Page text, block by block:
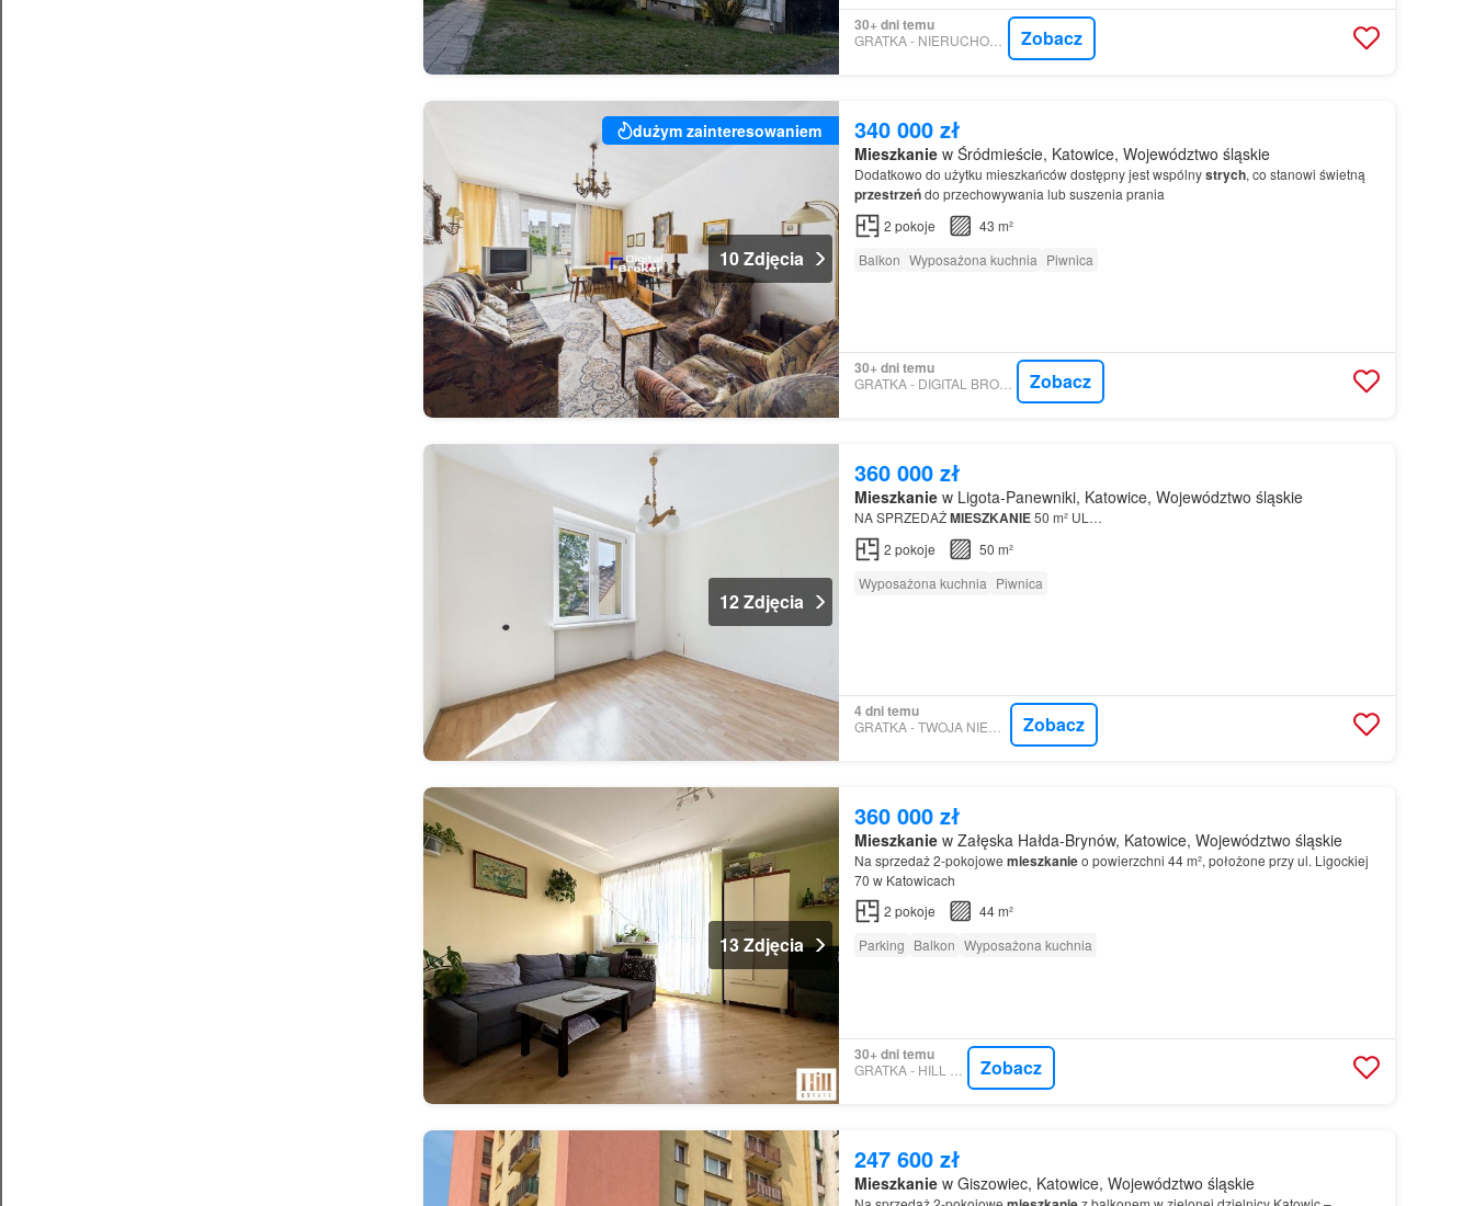
30+ dni temu
GRATKA - NIERUCHOMOŚCI OTLIK Zobacz
dużym zainteresowaniem
10 Zdjęcia
340 000 zł
Mieszkaniew Śródmieście, Katowice, Województwo śląskie
Dodatkowo do użytku mieszkańców dostępny jest wspólnystrych, co stanowi świetną
przestrzeńdo przechowywania lub suszenia prania
2 pokoje
43 m²
Balkon Wyposażona kuchnia Piwnica
30+ dni temu
GRATKA - DIGITAL BROKER SP. Z O.O. Zobacz
12 Zdjęcia
360 000 zł
Mieszkaniew Ligota-Panewniki, Katowice, Województwo śląskie
NA SPRZEDAŻMIESZKANIE50 m² UL…
2 pokoje
50 m²
Wyposażona kuchnia Piwnica
4 dni temu
Zobacz
13 Zdjęcia
360 000 zł
Mieszkaniew Załęska Hałda-Brynów, Katowice, Województwo śląskie
Na sprzedaż 2-pokojowe mieszkanieo powierzchni 44 m², położone przy ul. Ligockiej
70 w Katowicach
2 pokoje
44 m²
Parking Balkon Wyposażona kuchnia
30+ dni temu
Zobacz
247 600 zł
Mieszkaniew Giszowiec, Katowice, Województwo śląskie